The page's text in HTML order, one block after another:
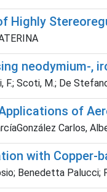
neodymium-,
Scoti, M.; De
of
Carlos,
with Copper-
Benedetta Palucci;